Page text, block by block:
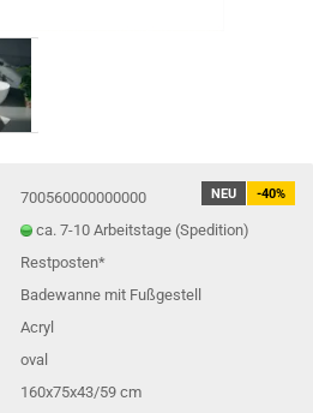
NEU -40%
700560000000000
ca. 7-10 Arbeitstage (Spedition)
Restposten*
Badewanne mit Fußgestell
Acryl
oval
160x75x43/59 cm